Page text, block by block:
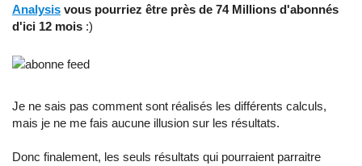
Analysis vous pourriez être près de 74 Millions d'abonnés
d'ici 12 mois :)
Je ne sais pas comment sont réalisés les différents calculs,
mais je ne me fais aucune illusion sur les résultats.
Donc finalement, les seuls résultats qui pourraient parraitre